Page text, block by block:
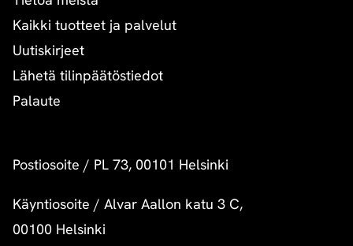
Kaikki tuotteet ja palvelut
Uutiskirjeet
Lähetä tilinpäätöstiedot
Palaute
Postiosoite / PL 73, 00101 Helsinki
Käyntiosoite / Alvar Aallon katu 3 C,
00100 Helsinki